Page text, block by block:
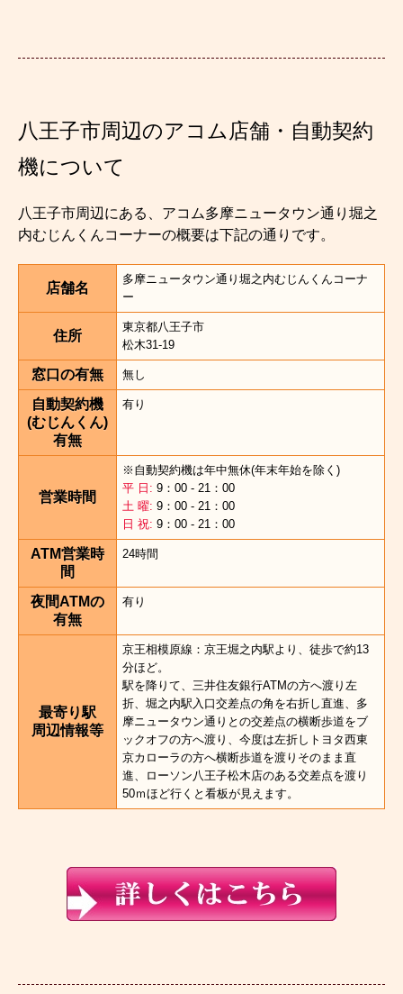
八王子市周辺のアコム店舗・自動契約
機について
八王子市周辺にある、アコム多摩ニュータウン通り堀之
内むじんくんコーナーの概要は下記の通りです。
店舗名
多摩ニュータウン通り堀之内むじんくんコーナ
ー
住所
東京都八王子市
松木31-19
窓口の有無 無し
自動契約機
(むじんくん)
有無
有り
営業時間
※自動契約機は年中無休(年末年始を除く)
平 日: 9：00 - 21：00
土 曜: 9：00 - 21：00
日 祝: 9：00 - 21：00
ATM営業時
間
24時間
夜間ATMの
有無
有り
最寄り駅
周辺情報等
京王相模原線：京王堀之内駅より、徒歩で約13
分ほど。
駅を降りて、三井住友銀行ATMの方へ渡り左
折、堀之内駅入口交差点の角を右折し直進、多
摩ニュータウン通りとの交差点の横断歩道をブ
ックオフの方へ渡り、今度は左折しトヨタ西東
京カローラの方へ横断歩道を渡りそのまま直
進、ローソン八王子松木店のある交差点を渡り
50ｍほど行くと看板が見えます。